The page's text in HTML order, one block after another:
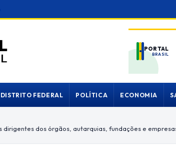
PORTAL
BRASIL
DISTRITO FEDERAL POLÍTICA ECONOMIA